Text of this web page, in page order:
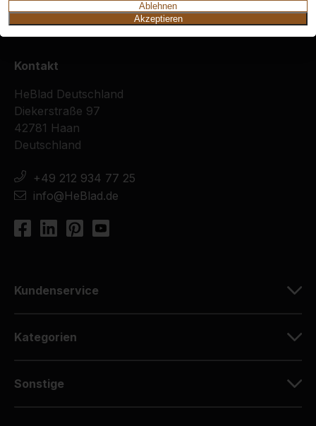
Ablehnen
Akzeptieren
Kontakt
HeBlad Deutschland
Diekerstraße 97
42781 Haan
Deutschland
+49 212 934 77 25
info@HeBlad.de
Kundenservice
Kategorien
Sonstige